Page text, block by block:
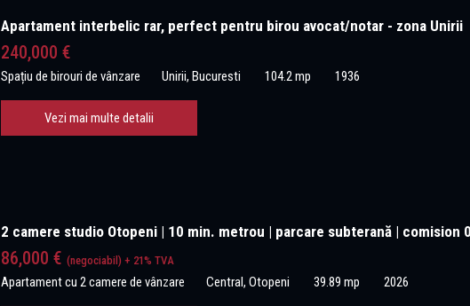
Apartament interbelic rar, perfect pentru birou avocat/notar - zona Unirii
240,000 €
Spațiu de birouri de vânzare Unirii, Bucuresti 104.2 mp 1936
Vezi mai multe detalii
2 camere studio Otopeni | 10 min. metrou | parcare subterană | comision
86,000 € (negociabil) + 21% TVA
Apartament cu 2 camere de vânzare Central, Otopeni 39.89 mp 2026